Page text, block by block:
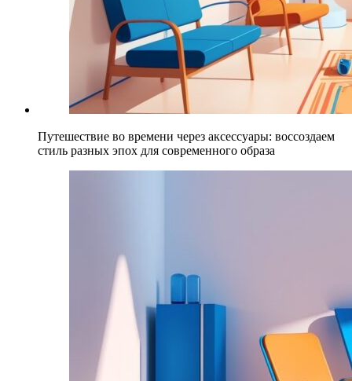
Путешествие во времени через аксессуары: воссоздаем
стиль разных эпох для современного образа